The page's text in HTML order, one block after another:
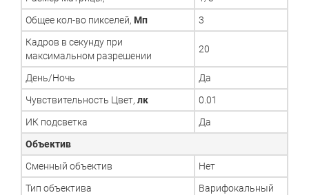
Общее кол-во пикселей, Мп
3
Кадров в секунду при
максимальном разрешении
20
День/Ночь
Да
Чувствительность Цвет, лк
0.01
ИК подсветка
Да
Объектив
Сменный объектив
Нет
Тип объектива
Варифокальный